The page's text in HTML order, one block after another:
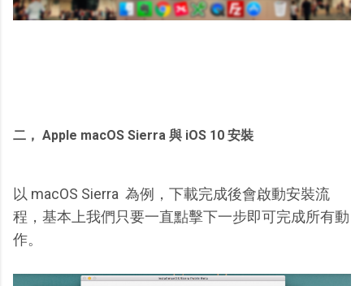
二， Apple macOS Sierra 與 iOS 10 安裝
以 macOS Sierra 為例，下載完成後會啟動安裝流
程，基本上我們只要一直點擊下一步即可完成所有動
作。